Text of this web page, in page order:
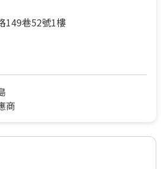
149巷52號1樓
商